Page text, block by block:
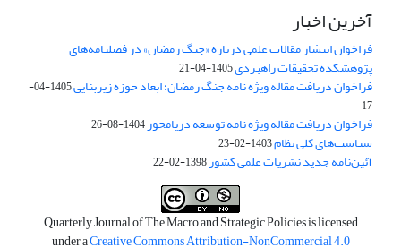
آخرین اخبار
فراخوان انتشار مقالات علمی درباره «جنگ رمضان» در فصلنامه‌های
پژوهشکده تحقیقات راهبردی1405-04-21
فراخوان دریافت مقاله ویژه نامه جنگ رمضان؛ ابعاد حوزه زیربنایی
1405-04-
17
فراخوان دریافت مقاله ویژه نامه توسعه دریامحور1404-08-26
سیاست‌های کلی نظام1403-02-23
آئین‌نامه جدید نشریات علمی کشور1398-02-22
Quarterly Journal of The Macro and Strategic Policies is licensed
under aCreative Commons Attribution-NonCommercial 4.0